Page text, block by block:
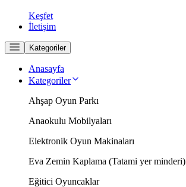
Keşfet
İletişim
Kategoriler
Anasayfa
Kategoriler
Ahşap Oyun Parkı
Anaokulu Mobilyaları
Elektronik Oyun Makinaları
Eva Zemin Kaplama (Tatami yer minderi)
Eğitici Oyuncaklar